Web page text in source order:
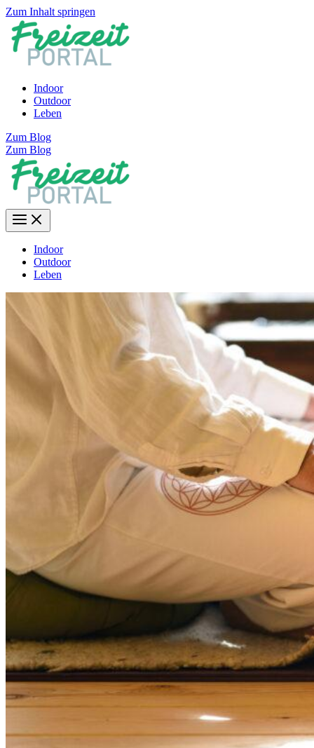
Zum Inhalt springen
Indoor
Outdoor
Leben
Zum Blog
Zum Blog
Indoor
Outdoor
Leben